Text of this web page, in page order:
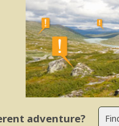
adventure?